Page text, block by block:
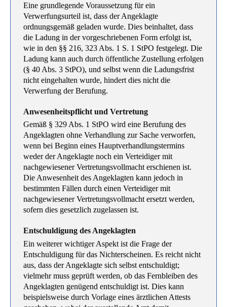
Eine grundlegende Voraussetzung für ein
Verwerfungsurteil ist, dass der Angeklagte
ordnungsgemäß geladen wurde. Dies beinhaltet, dass
die Ladung in der vorgeschriebenen Form erfolgt ist,
wie in den §§ 216, 323 Abs. 1 S. 1 StPO festgelegt. Die
Ladung kann auch durch öffentliche Zustellung erfolgen
(§ 40 Abs. 3 StPO), und selbst wenn die Ladungsfrist
nicht eingehalten wurde, hindert dies nicht die
Verwerfung der Berufung.
Anwesenheitspflicht und Vertretung
Gemäß § 329 Abs. 1 StPO wird eine Berufung des
Angeklagten ohne Verhandlung zur Sache verworfen,
wenn bei Beginn eines Hauptverhandlungstermins
weder der Angeklagte noch ein Verteidiger mit
nachgewiesener Vertretungsvollmacht erschienen ist.
Die Anwesenheit des Angeklagten kann jedoch in
bestimmten Fällen durch einen Verteidiger mit
nachgewiesener Vertretungsvollmacht ersetzt werden,
sofern dies gesetzlich zugelassen ist.
Entschuldigung des Angeklagten
Ein weiterer wichtiger Aspekt ist die Frage der
Entschuldigung für das Nichterscheinen. Es reicht nicht
aus, dass der Angeklagte sich selbst entschuldigt;
vielmehr muss geprüft werden, ob das Fernbleiben des
Angeklagten genügend entschuldigt ist. Dies kann
beispielsweise durch Vorlage eines ärztlichen Attests